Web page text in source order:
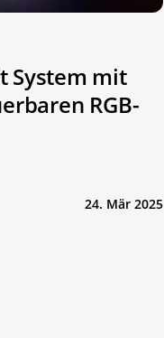
System mit
RGB-
24. Mär 2025